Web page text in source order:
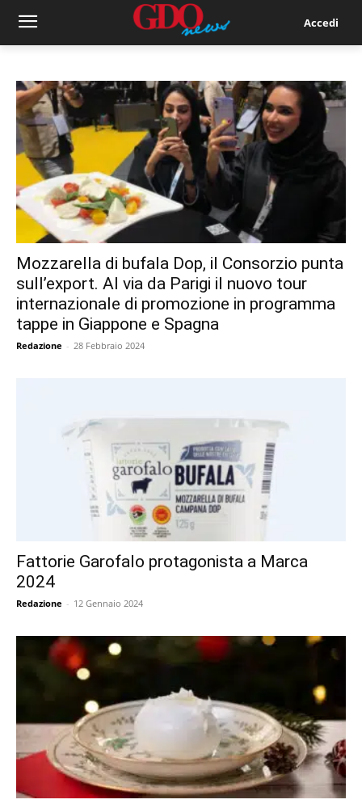
Accedi
Mozzarella di bufala Dop, il Consorzio punta
sull’export. Al via da Parigi il nuovo tour
internazionale di promozione in programma
tappe in Giappone e Spagna
Redazione - 28 Febbraio 2024
Fattorie Garofalo protagonista a Marca
2024
Redazione - 12 Gennaio 2024